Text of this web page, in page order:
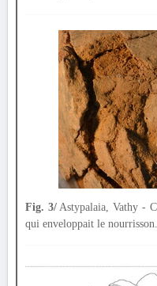
Fig. 3/Astypalaia, Vathy -
qui enveloppait le nourrisson.